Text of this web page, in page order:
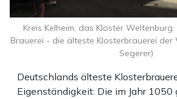
Deutschlands älteste
Eigenständigkeit: Die im Jahr 1050
Kreis Kelheim, das Kloster
Brauerei - die älteste Klosterbrauerei der
Segerer)